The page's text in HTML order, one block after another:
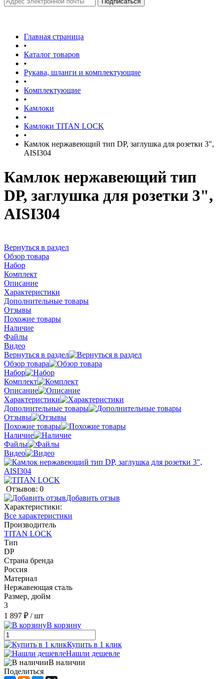
Главная страница
•
Каталог товаров
•
Рукава, шланги и комплектующие
•
Комплектующие
•
Камлоки
•
Камлоки TITAN LOCK
•
Камлок нержавеющий тип DР, заглушка для розетки 3",
AISI304
Камлок нержавеющий тип
DР, заглушка для розетки 3",
AISI304
Вернуться в раздел
Обзор товара
Набор
Комплект
Описание
Характеристики
Дополнительные товары
Отзывы
Похожие товары
Наличие
Файлы
Видео
Вернуться в раздел
Обзор товара
Набор
Комплект
Описание
Характеристики
Дополнительные товары
Отзывы
Похожие товары
Наличие
Файлы
Видео
Отзывов: 0
Добавить отзыв
Характеристики:
Все характеристики
Производитель
TITAN LOCK
Тип
DР
Страна бренда
Россия
Материал
Нержавеющая сталь
Размер, дюйм
3
1 897 ₽ / шт
В корзину
Купить в 1 клик
Нашли дешевле
В наличии
Поделиться